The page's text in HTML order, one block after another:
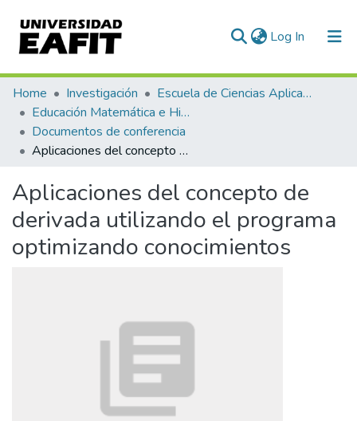
Log In (current)
Communities & Collections
All of DSpace
Statistics
Home Investigación
Escuela de Ciencias Aplicadas e Ingeniería
Educación Matemática e Historia (EAFIT - U de A)
Documentos de conferencia
Aplicaciones del concepto de derivada utilizando el programa optimizando conocimientos
Aplicaciones del concepto de
derivada utilizando el programa
optimizando conocimientos